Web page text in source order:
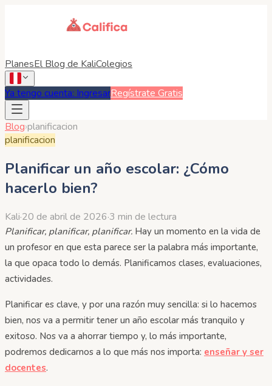
PlanesEl Blog de KaliColegios
Ya tengo cuenta: IngresarRegístrate Gratis
Blog›planificacion
planificacion
Planificar un año escolar: ¿Cómo
hacerlo bien?
Kali·20 de abril de 2026·3 min de lectura
Planificar, planificar, planificar. Hay un momento en la vida de
un profesor en que esta parece ser la palabra más importante,
la que opaca todo lo demás. Planificamos clases, evaluaciones,
actividades.
Planificar es clave, y por una razón muy sencilla: si lo hacemos
bien, nos va a permitir tener un año escolar más tranquilo y
exitoso. Nos va a ahorrar tiempo y, lo más importante,
podremos dedicarnos a lo que más nos importa: enseñar y ser
docentes.